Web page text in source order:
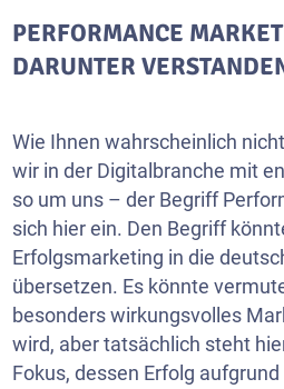
PERFORMANCE
DARUNTER
Wie Ihnen wahrscheinlich
wir in der Digitalbranche mit
so um uns – der Begriff
sich hier ein. Den Begriff
Erfolgsmarketing in die
übersetzen. Es könnte
besonders wirkungsvolles
wird, aber tatsächlich steht
Fokus, dessen Erfolg